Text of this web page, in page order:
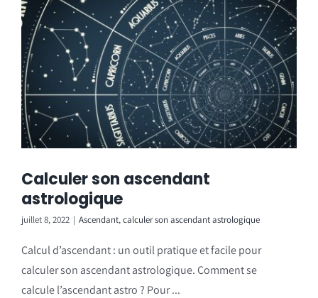
Calculer son ascendant
astrologique
juillet 8, 2022 | Ascendant,calculer son ascendant astrologique
Calcul d’ascendant : un outil pratique et facile pour
calculer son ascendant astrologique. Comment se
calcule l’ascendant astro ? Pour ...